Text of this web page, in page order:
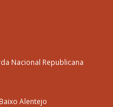
Nacional Republicana
Alentejo